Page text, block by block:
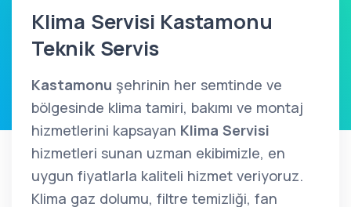
Klima Servisi Kastamonu
Teknik Servis
Kastamonu şehrinin her semtinde ve
bölgesinde klima tamiri, bakımı ve montaj
hizmetlerini kapsayan Klima Servisi
hizmetleri sunan uzman ekibimizle, en
uygun fiyatlarla kaliteli hizmet veriyoruz.
Klima gaz dolumu, filtre temizliği, fan